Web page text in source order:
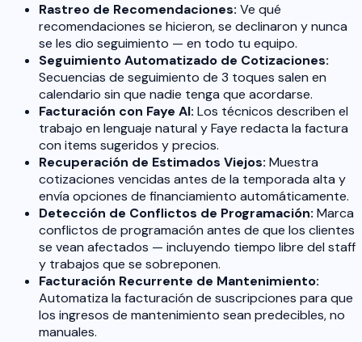
Rastreo de Recomendaciones: Ve qué
recomendaciones se hicieron, se declinaron y nunca
se les dio seguimiento — en todo tu equipo.
Seguimiento Automatizado de Cotizaciones:
Secuencias de seguimiento de 3 toques salen en
calendario sin que nadie tenga que acordarse.
Facturación con Faye AI: Los técnicos describen el
trabajo en lenguaje natural y Faye redacta la factura
con items sugeridos y precios.
Recuperación de Estimados Viejos: Muestra
cotizaciones vencidas antes de la temporada alta y
envía opciones de financiamiento automáticamente.
Detección de Conflictos de Programación: Marca
conflictos de programación antes de que los clientes
se vean afectados — incluyendo tiempo libre del staff
y trabajos que se sobreponen.
Facturación Recurrente de Mantenimiento:
Automatiza la facturación de suscripciones para que
los ingresos de mantenimiento sean predecibles, no
manuales.